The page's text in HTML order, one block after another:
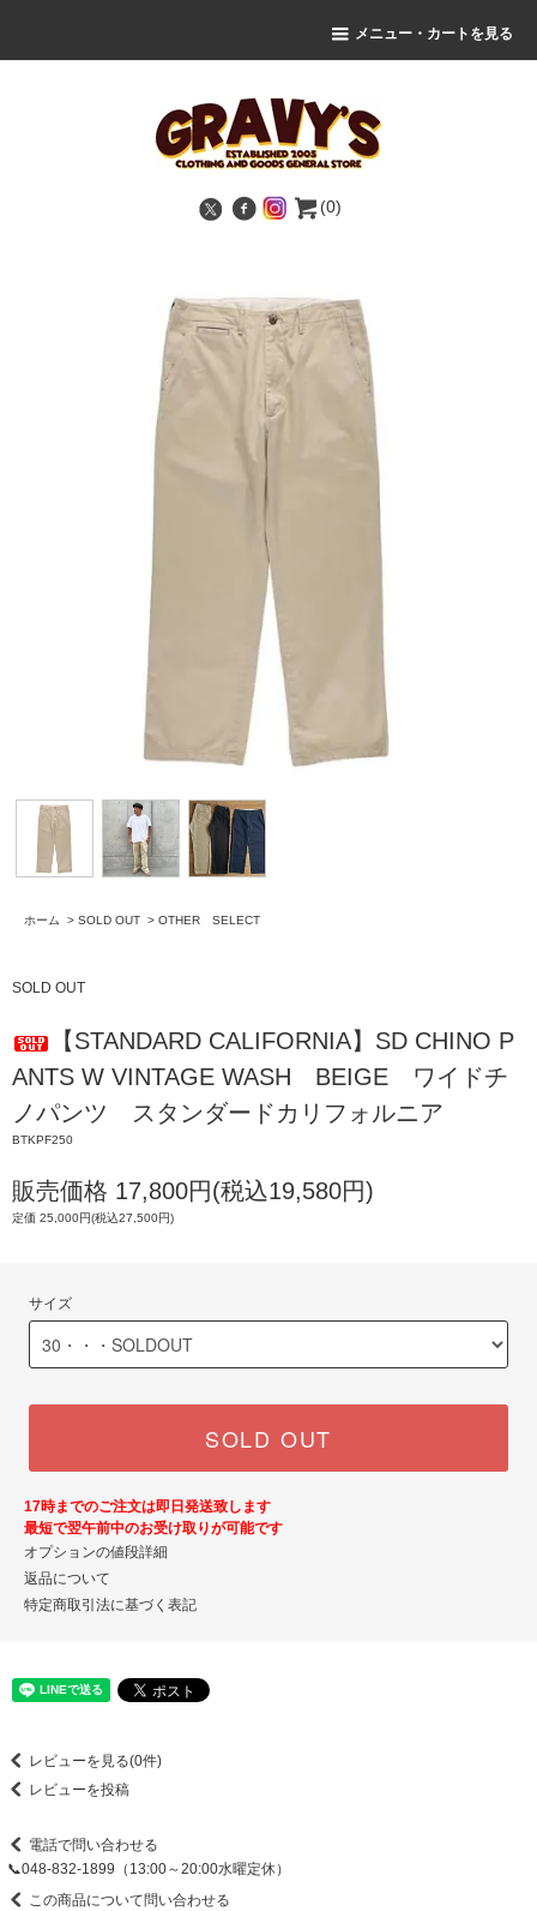
メニュー・カートを見る
(0)
ホーム > SOLD OUT > OTHER SELECT
SOLD OUT
【STANDARD CALIFORNIA】SD CHINO P
ANTS W VINTAGE WASH BEIGE ワイドチ
ノパンツ スタンダードカリフォルニア
BTKPF250
販売価格 17,800円(税込19,580円)
定価 25,000円(税込27,500円)
サイズ
SOLD OUT
17時までのご注文は即日発送致します
最短で翌午前中のお受け取りが可能です
オプションの値段詳細
返品について
特定商取引法に基づく表記
レビューを見る(0件)
レビューを投稿
電話で問い合わせる
📞048-832-1899（13:00～20:00水曜定休）
この商品について問い合わせる